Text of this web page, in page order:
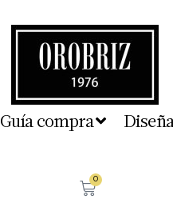
Guía compra
0